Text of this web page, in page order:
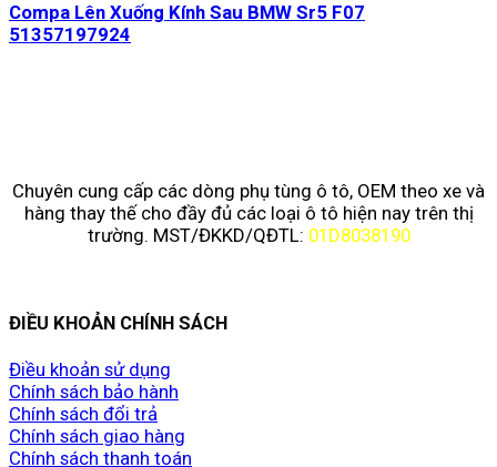
Compa Lên Xuống Kính Sau BMW Sr5 F07
51357197924
Chuyên cung cấp các dòng phụ tùng ô tô, OEM theo xe và
hàng thay thế cho đầy đủ các loại ô tô hiện nay trên thị
trường. MST/ĐKKD/QĐTL: 01D8038190
ĐIỀU KHOẢN CHÍNH SÁCH
Điều khoản sử dụng
Chính sách bảo hành
Chính sách đổi trả
Chính sách giao hàng
Chính sách thanh toán